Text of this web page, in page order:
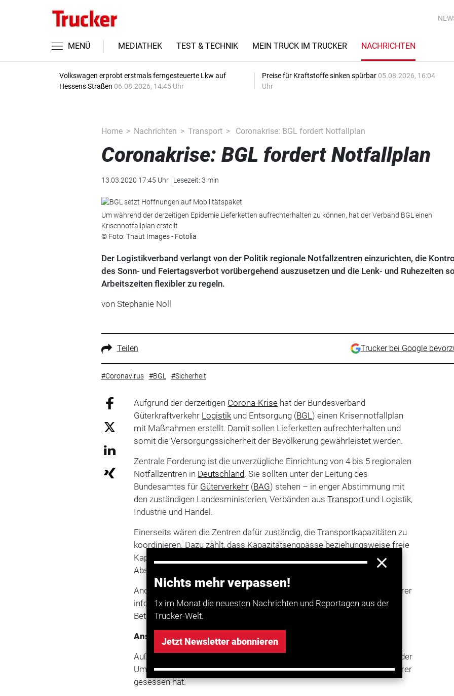
MENÜ MEDIATHEK TEST & TECHNIK MEIN TRUCK IM TRUCKER NACHRICHTEN
Volkswagen erprobt erstmals ferngesteuerte Lkw auf
Hessens Straßen 06.08.2026, 14:45 Uhr
Preise für Kraftstoffe sinken spürbar 05.08.2026, 16:04
Uhr
Home Nachrichten Transport Coronakrise: BGL fordert Notfallplan
Coronakrise: BGL fordert Notfallplan
13.03.2020 17:45 Uhr | Lesezeit: 3 min
Um während der derzeitigen Epidemie Lieferketten aufrechterhalten zu können, hat der Verband BGL einen
Krisennotfallplan erstellt
© Foto: Thaut Images - Fotolia
Der Logistikverband verlangt von der Politik regionale Notfallzentren einzurichten, die
des Sonn- und Feiertagsverbot vorübergehend auszusetzen und die Lenk- und Ruhezeiten
Arbeitszeiten flexibler zu regeln.
von Stephanie Noll
Teilen Trucker bei Google
#Coronavirus #BGL #Sicherheit
Nichts mehr verpassen!
1x im Monat die neuesten Nachrichten und Reportagen aus der
Trucker-Welt.
Jetzt Newsletter abonnieren
Aufgrund der derzeitigen Corona-Krise hat der Bundesverband
Güterkraftverkehr Logistik und Entsorgung (BGL) einen Krisennotfallplan
mit Maßnahmen erstellt. Damit sollen Lieferketten aufrechterhalten und
somit die Versorgungssicherheit der Bevölkerung gewährleistet werden.
Zentrale Forderung ist die unverzügliche Einrichtung von 4 bis 5 regionalen
Notfallzentren in Deutschland. Sie sollten unter der Leitung des
Bundesamtes für Güterverkehr (BAG) stehen – in enger Abstimmung mit
den zuständigen Landesministerien, Verbänden ausTransport und Logistik,
Industrie und Handel.
Einerseits wären die Zentren dafür zuständig, die Transportkapazitäten zu
koordinieren. Dazu zählt, dass Kapazitätsengpässe beziehungsweise freie
Kapazitäten an die Notfallzentren gemeldet werden, die dann die weitere
Abstimmung übernehmen, um so Versorgungsengpässe zu vermeiden.
Andererseits sollen die Notfallzentren betroffene
und Fahrer
informieren – etwa, wenn Betriebe vonQuarantäneoder
Betriebsschließungen betroffen sind.
Ansteckungsrisiko für Fahrer soll reduziert werden
Außerdem sollen dort Schutzmaßnahmen koordiniert werden wie etwa der
Umgang mit Fahrzeugen, in denen ein vomCoronavirusbetroffener Fahrer
gesessen hat.